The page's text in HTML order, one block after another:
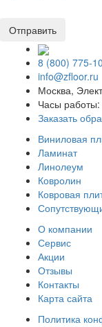
8 (800) 775-
info@zfloor.ru
Москва,
Часы
Заказать
Виниловая
Ламинат
Линолеум
Ковролин
Ковровая
О компании
Сервис
Акции
Отзывы
Контакты
Карта сайта
Политика